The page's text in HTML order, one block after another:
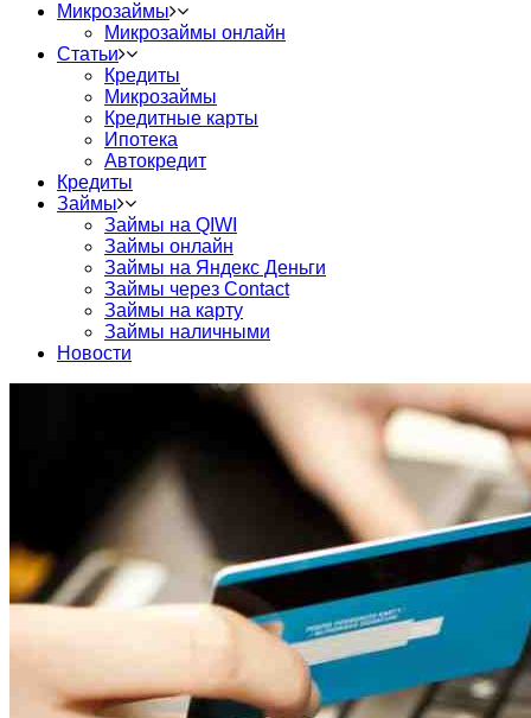
Микрозаймы
Микрозаймы онлайн
Статьи
Кредиты
Микрозаймы
Кредитные карты
Ипотека
Автокредит
Кредиты
Займы
Займы на QIWI
Займы онлайн
Займы на Яндекс Деньги
Займы через Contact
Займы на карту
Займы наличными
Новости